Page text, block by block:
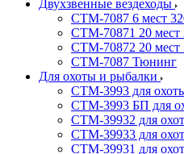
Двухзвенные вездеходы
СТМ-7087 6 мест
СТМ-70871 20 мест
СТМ-70872 20 мест
СТМ-7087 Тюнинг
Для охоты и рыбалки
СТМ-3993 для
СТМ-3993 БП для
СТМ-39932 для
СТМ-39933 для
СТМ-39931 для